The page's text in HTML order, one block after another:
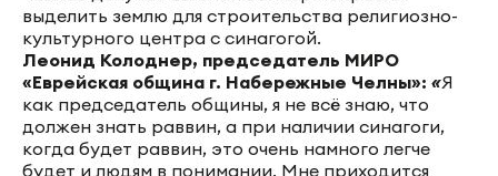
выделить землю для строительства религиозно-
культурного центра с синагогой.
Леонид Колоднер, председатель МИРО
«Еврейская община г. Набережные Челны»: «Я
как председатель общины, я не всё знаю, что
должен знать раввин, а при наличии синагоги,
когда будет раввин, это очень намного легче
будет и людям в понимании. Мне приходится